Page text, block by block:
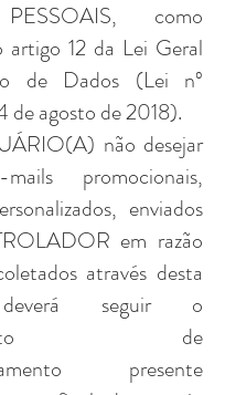
como
artigo 12 da Lei Geral
de Dados (Lei nº
de agosto de 2018).
não desejar
promocionais,
enviados
em razão
através desta
seguir o
de
presente